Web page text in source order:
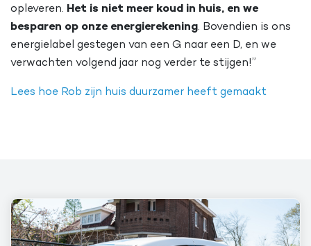
opleveren. Het is niet meer koud in huis, en we
besparen op onze energierekening. Bovendien is ons
energielabel gestegen van een G naar een D, en we
verwachten volgend jaar nog verder te stijgen!”
Lees hoe Rob zijn huis duurzamer heeft gemaakt